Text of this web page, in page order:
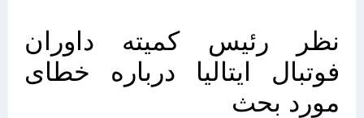
نظر رئیس کمیته داوران
فوتبال ایتالیا درباره خطای
مورد بحث